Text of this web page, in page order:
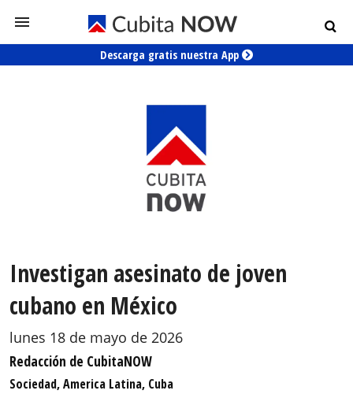
Descarga gratis nuestra App
Investigan asesinato de joven
cubano en México
lunes 18 de mayo de 2026
Redacción de CubitaNOW
Sociedad, America Latina, Cuba